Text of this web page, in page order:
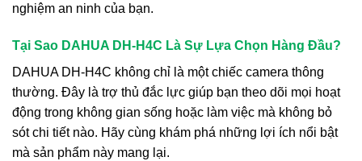
nghiệm an ninh của bạn.
Tại Sao DAHUA DH-H4C Là Sự Lựa Chọn Hàng Đầu?
DAHUA DH-H4C không chỉ là một chiếc camera thông
thường. Đây là trợ thủ đắc lực giúp bạn theo dõi mọi hoạt
động trong không gian sống hoặc làm việc mà không bỏ
sót chi tiết nào. Hãy cùng khám phá những lợi ích nổi bật
mà sản phẩm này mang lại.